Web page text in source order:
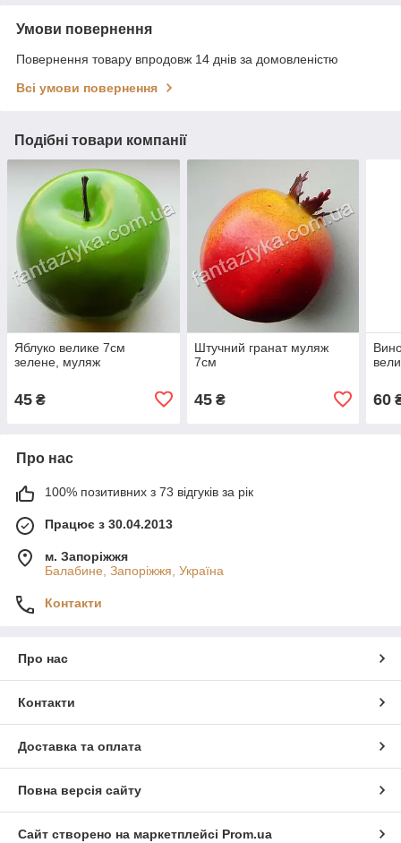
Умови повернення
Повернення товару впродовж 14 днів за домовленістю
Всі умови повернення
Подібні товари компанії
Яблуко велике 7см
зелене, муляж
45 ₴
Штучний гранат муляж
7см
45₴ 60
Про нас
100% позитивних з 73 відгуків за рік
Працює з 30.04.2013
м. Запоріжжя
Балабине, Запоріжжя, Україна
Контакти
Про нас
Контакти
Доставка та оплата
Повна версія сайту
Сайт створено на маркетплейсі Prom.ua